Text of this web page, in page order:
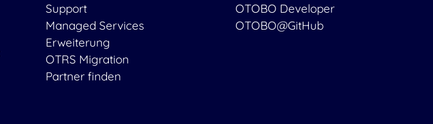
Support
Managed Services
Erweiterung
OTRS Migration
Partner finden
OTOBO Developer
OTOBO@GitHub